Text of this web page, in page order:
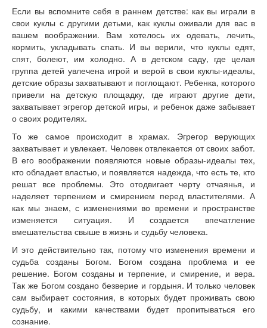
Если вы вспомните себя в раннем детстве: как вы играли в
свои куклы с другими детьми, как куклы оживали для вас в
вашем воображении. Вам хотелось их одевать, лечить,
кормить, укладывать спать. И вы верили, что куклы едят,
спят, болеют, им холодно. А в детском саду, где целая
группа детей увлечена игрой и верой в свои куклы-идеалы,
детские образы захватывают и поглощают. Ребенка, которого
привели на детскую площадку, где играют другие дети,
захватывает эгрегор детской игры, и ребенок даже забывает
о своих родителях.
То же самое происходит в храмах. Эгрегор верующих
захватывает и увлекает. Человек отвлекается от своих забот.
В его воображении появляются новые образы-идеалы тех,
кто обладает властью, и появляется надежда, что есть те, кто
решат все проблемы. Это отодвигает черту отчаянья, и
наделяет терпением и смирением перед властителями. А
как мы знаем, с изменениями во времени и пространстве
изменяется ситуация. И создается впечатление
вмешательства свыше в жизнь и судьбу человека.
И это действительно так, потому что изменения времени и
судьба созданы Богом. Богом создана проблема и ее
решение. Богом созданы и терпение, и смирение, и вера.
Так же Богом создано безверие и гордыня. И только человек
сам выбирает состояния, в которых будет проживать свою
судьбу, и какими качествами будет пропитываться его
сознание.